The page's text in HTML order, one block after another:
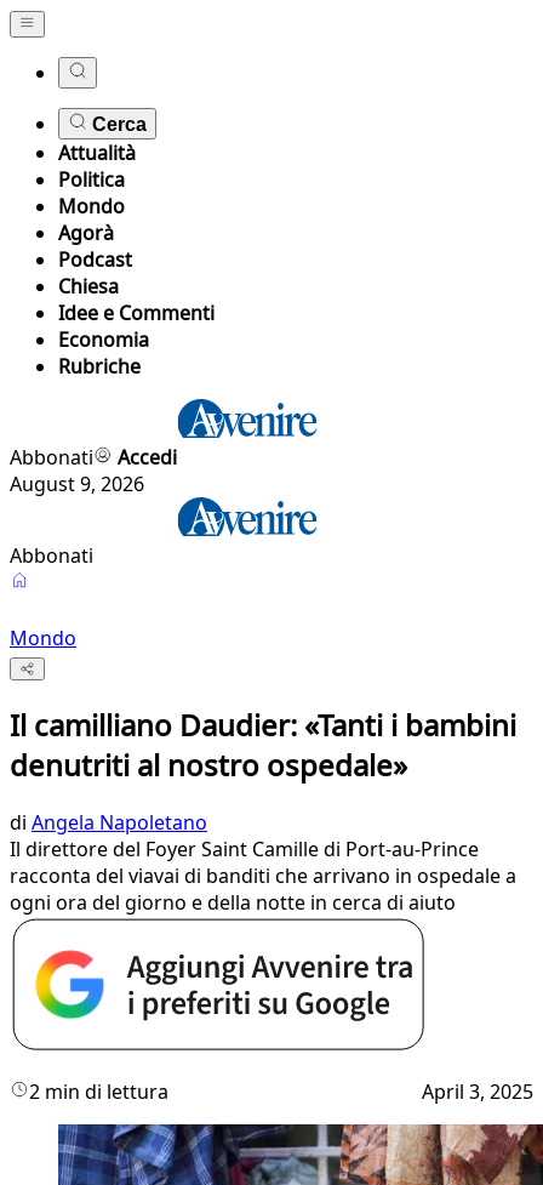
Cerca
Attualità
Politica
Mondo
Agorà
Podcast
Chiesa
Idee e Commenti
Economia
Rubriche
Abbonati
Accedi
August 9, 2026
Abbonati
Mondo
Il camilliano Daudier: «Tanti i bambini
denutriti al nostro ospedale»
di Angela Napoletano
Il direttore del Foyer Saint Camille di Port-au-Prince
racconta del viavai di banditi che arrivano in ospedale a
ogni ora del giorno e della notte in cerca di aiuto
2 min di lettura April 3, 2025